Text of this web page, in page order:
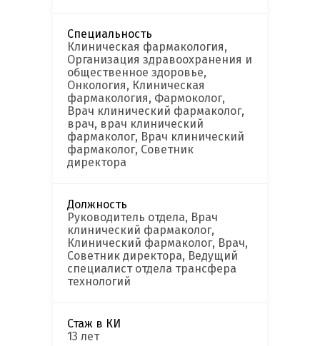
Специальность
Клиническая фармакология,
Организация здравоохранения и
общественное здоровье,
Онкология, Клиническая
фармакология, Фармоколог,
Врач клинический фармаколог,
врач, врач клинический
фармаколог, Врач клинический
фармаколог, Советник
директора
Должность
Руководитель отдела, Врач
клинический фармаколог,
Клинический фармаколог, Врач,
Советник директора, Ведущий
специалист отдела трансфера
технологий
Стаж в КИ
13 лет